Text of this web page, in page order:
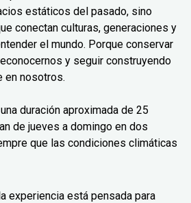
estáticos del pasado, sino
conectan culturas, generaciones y
el mundo. Porque conservar
y seguir construyendo
en nosotros.
duración aproximada de 25
de jueves a domingo en dos
que las condiciones climáticas
experiencia está pensada para